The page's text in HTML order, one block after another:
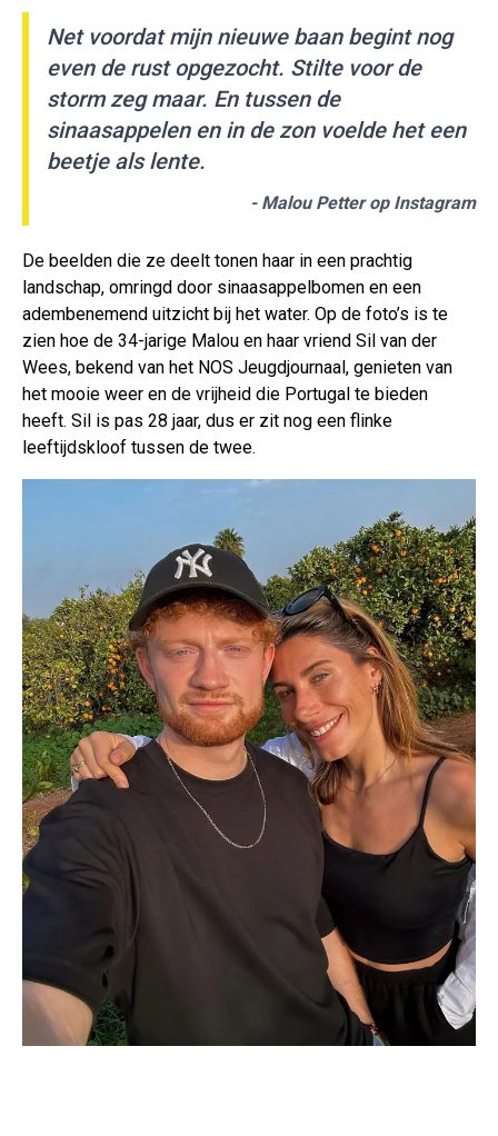
Net voordat mijn nieuwe baan begint nog
even de rust opgezocht. Stilte voor de
storm zeg maar. En tussen de
sinaasappelen en in de zon voelde het een
beetje als lente.
- Malou Petter op Instagram
De beelden die ze deelt tonen haar in een prachtig
landschap, omringd door sinaasappelbomen en een
adembenemend uitzicht bij het water. Op de foto’s is te
zien hoe de 34-jarige Malou en haar vriend Sil van der
Wees, bekend van het NOS Jeugdjournaal, genieten van
het mooie weer en de vrijheid die Portugal te bieden
heeft. Sil is pas 28 jaar, dus er zit nog een flinke
leeftijdskloof tussen de twee.